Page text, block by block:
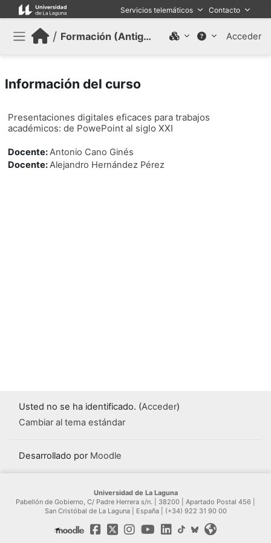
Salta al contenido principal Servicios telemáticos Contacto
/ Formación (Antiguo) Acceder
Información del curso
Presentaciones digitales eficaces para trabajos
académicos: de PowePoint al siglo XXI
Docente:Antonio Cano Ginés
Docente:Alejandro Hernández Pérez
Usted no se ha identificado. (Acceder)
Cambiar al tema estándar
Desarrollado por Moodle
Universidad de La Laguna
Pabellón de Gobierno, C/ Padre Herrera s/n. | 38200 | Apartado Postal 456 |
San Cristóbal de La Laguna | España | (+34) 922 31 90 00